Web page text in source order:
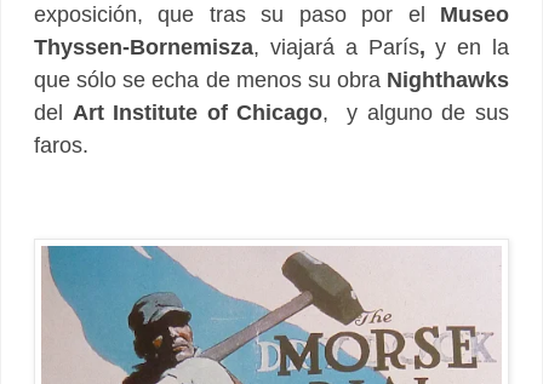
exposición, que tras su paso por el Museo
Thyssen-Bornemisza, viajará a París, y en la
que sólo se echa de menos su obra Nighthawks
del Art Institute of Chicago, y alguno de sus
faros.